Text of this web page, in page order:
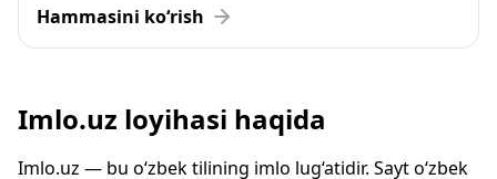
Hammasini ko‘rish
Imlo.uz loyihasi haqida
Imlo.uz — bu o‘zbek tilining imlo lug‘atidir. Sayt o‘zbek